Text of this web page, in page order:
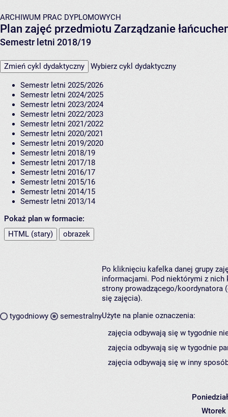
ARCHIWUM PRAC DYPLOMOWYCH
Plan zajęć przedmiotu Zarządzanie
Semestr letni 2018/19
Zmień cykl dydaktyczny Wybierz cykl dydaktyczny
Semestr letni 2025/2026
Semestr letni 2024/2025
Semestr letni 2023/2024
Semestr letni 2022/2023
Semestr letni 2021/2022
Semestr letni 2020/2021
Semestr letni 2019/2020
Semestr letni 2018/19
Semestr letni 2017/18
Semestr letni 2016/17
Semestr letni 2015/16
Semestr letni 2014/15
Semestr letni 2013/14
Pokaż plan w formacie:
HTML (stary)
obrazek
tygodniowy semestralny
Po kliknięciu kafelka danej grupy
informacjami. Pod niektórymi z nich
strony prowadzącego/koordynatora
się zajęcia).
Użyte na planie oznaczenia:
zajęcia odbywają się w tygodnie
zajęcia odbywają się w tygodnie
zajęcia odbywają się w inny
Wtorek